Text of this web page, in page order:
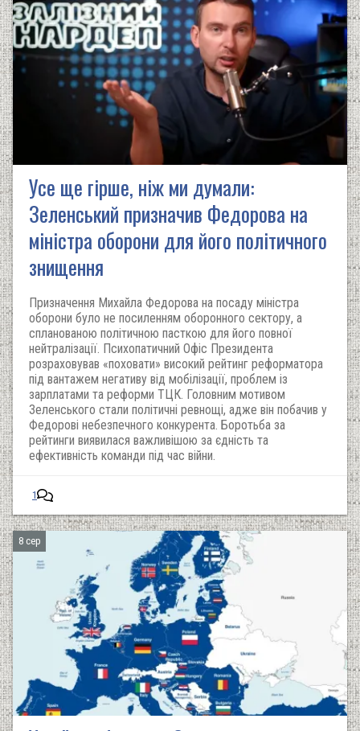
Усе ще гірше, ніж ми думали:
Зеленський призначив Федорова на
міністра оборони для його політичного
знищення
Призначення Михайла Федорова на посаду міністра
оборони було не посиленням оборонного сектору, а
спланованою політичною пасткою для його повної
нейтралізації. Психопатичний Офіс Президента
розраховував «поховати» високий рейтинг реформатора
під вантажем негативу від мобілізації, проблем із
зарплатами та реформи ТЦК. Головним мотивом
Зеленського стали політичні ревнощі, адже він побачив у
Федорові небезпечного конкурента. Боротьба за
рейтинги виявилася важливішою за єдність та
ефективність команди під час війни.
1
8 сер